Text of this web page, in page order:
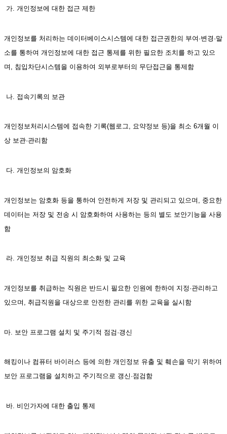
가. 개인정보에 대한 접근 제한
개인정보를 처리하는 데이터베이스시스템에 대한 접근권한의 부여·변경·말
소를 통하여 개인정보에 대한 접근 통제를 위한 필요한 조치를 하고 있으
며, 침입차단시스템을 이용하여 외부로부터의 무단접근을 통제함
나. 접속기록의 보관
개인정보처리시스템에 접속한 기록(웹로그, 요약정보 등)을 최소 6개월 이
상 보관·관리함
다. 개인정보의 암호화
개인정보는 암호화 등을 통하여 안전하게 저장 및 관리되고 있으며, 중요한
데이터는 저장 및 전송 시 암호화하여 사용하는 등의 별도 보안기능을 사용
함
라. 개인정보 취급 직원의 최소화 및 교육
개인정보를 취급하는 직원은 반드시 필요한 인원에 한하여 지정·관리하고
있으며, 취급직원을 대상으로 안전한 관리를 위한 교육을 실시함
마. 보안 프로그램 설치 및 주기적 점검·갱신
해킹이나 컴퓨터 바이러스 등에 의한 개인정보 유출 및 훼손을 막기 위하여
보안 프로그램을 설치하고 주기적으로 갱신·점검함
바. 비인가자에 대한 출입 통제